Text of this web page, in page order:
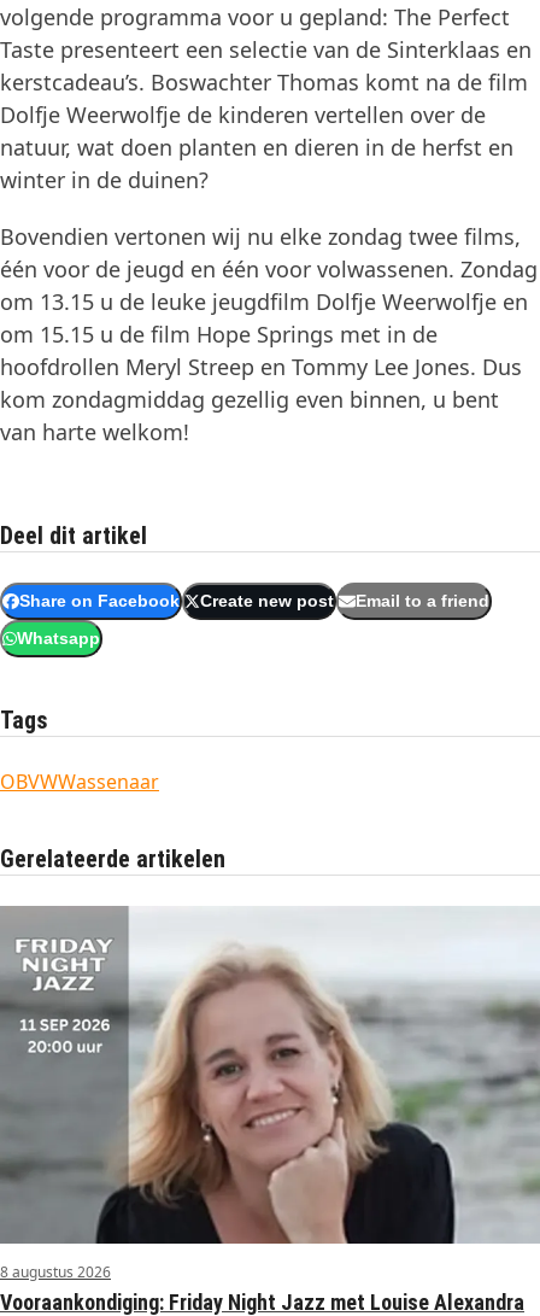
volgende programma voor u gepland: The Perfect
Taste presenteert een selectie van de Sinterklaas en
kerstcadeau’s. Boswachter Thomas komt na de film
Dolfje Weerwolfje de kinderen vertellen over de
natuur, wat doen planten en dieren in de herfst en
winter in de duinen?
Bovendien vertonen wij nu elke zondag twee films,
één voor de jeugd en één voor volwassenen. Zondag
om 13.15 u de leuke jeugdfilm Dolfje Weerwolfje en
om 15.15 u de film Hope Springs met in de
hoofdrollen Meryl Streep en Tommy Lee Jones. Dus
kom zondagmiddag gezellig even binnen, u bent
van harte welkom!
Deel dit artikel
Share on Facebook Create new post Email to a friend
Whatsapp
Tags
OBVWWassenaar
Gerelateerde artikelen
8 augustus 2026
Vooraankondiging: Friday Night Jazz met Louise Alexandra